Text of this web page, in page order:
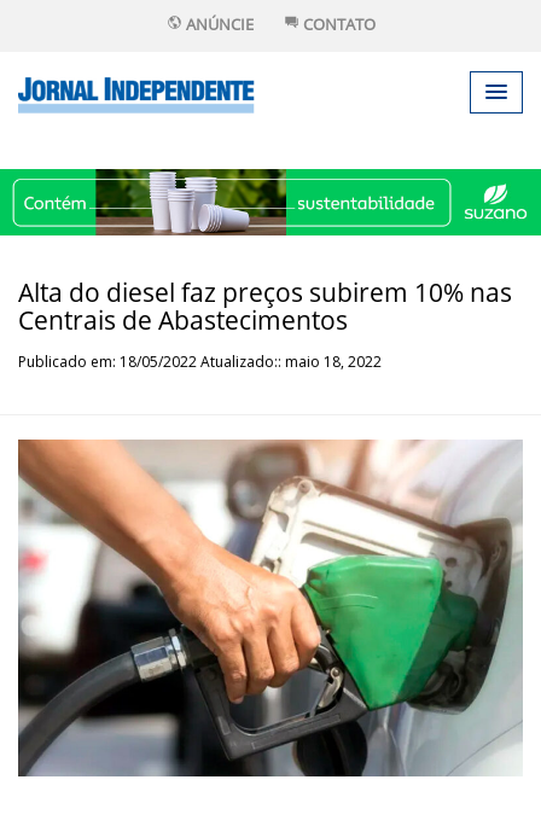
ANÚNCIE CONTATO
Alta do diesel faz preços subirem 10% nas
Centrais de Abastecimentos
Publicado em: 18/05/2022 Atualizado:: maio 18, 2022